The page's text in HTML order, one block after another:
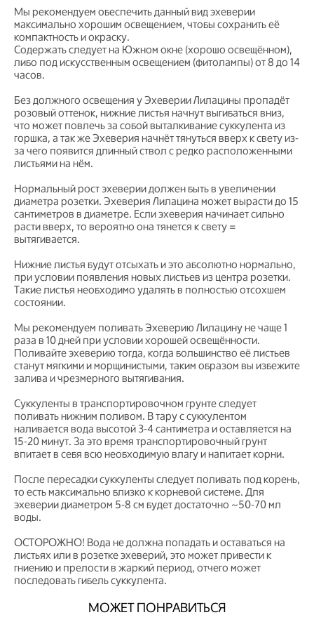
Мы рекомендуем обеспечить данный вид эхеверии
максимально хорошим освещением, чтобы сохранить её
компактность и окраску.
Содержать следует на Южном окне (хорошо освещённом),
либо под искусственным освещением (фитолампы) от 8 до 14
часов.
Без должного освещения у Эхеверии Лилацины пропадёт
розовый оттенок, нижние листья начнут выгибаться вниз,
что может повлечь за собой выталкивание суккулента из
горшка, а так же Эхеверия начнёт тянуться вверх к свету из-
за чего появится длинный ствол с редко расположенными
листьями на нём.
Нормальный рост эхеверии должен быть в увеличении
диаметра розетки. Эхеверия Лилацина может вырасти до 15
сантиметров в диаметре. Если эхеверия начинает сильно
расти вверх, то вероятно она тянется к свету =
вытягивается.
Нижние листья будут отсыхать и это абсолютно нормально,
при условии появления новых листьев из центра розетки.
Такие листья необходимо удалять в полностью отсохшем
состоянии.
Мы рекомендуем поливать Эхеверию Лилацину не чаще 1
раза в 10 дней при условии хорошей освещённости.
Поливайте эхеверию тогда, когда большинство её листьев
станут мягкими и морщинистыми, таким образом вы избежите
залива и чрезмерного вытягивания.
Суккуленты в транспортировочном грунте следует
поливать нижним поливом. В тару с суккулентом
наливается вода высотой 3-4 сантиметра и оставляется на
15-20 минут. За это время транспортировочный грунт
впитает в себя всю необходимую влагу и напитает корни.
После пересадки суккуленты следует поливать под корень,
то есть максимально близко к корневой системе. Для
эхеверии диаметром 5-8 см будет достаточно ~50-70 мл
воды.
ОСТОРОЖНО! Вода не должна попадать и оставаться на
листьях или в розетке эхеверий, это может привести к
гниению и прелости в жаркий период, отчего может
последовать гибель суккулента.
МОЖЕТ ПОНРАВИТЬСЯ